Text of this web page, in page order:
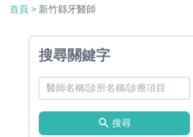
首頁 > 新竹縣牙醫師
搜尋關鍵字
搜尋